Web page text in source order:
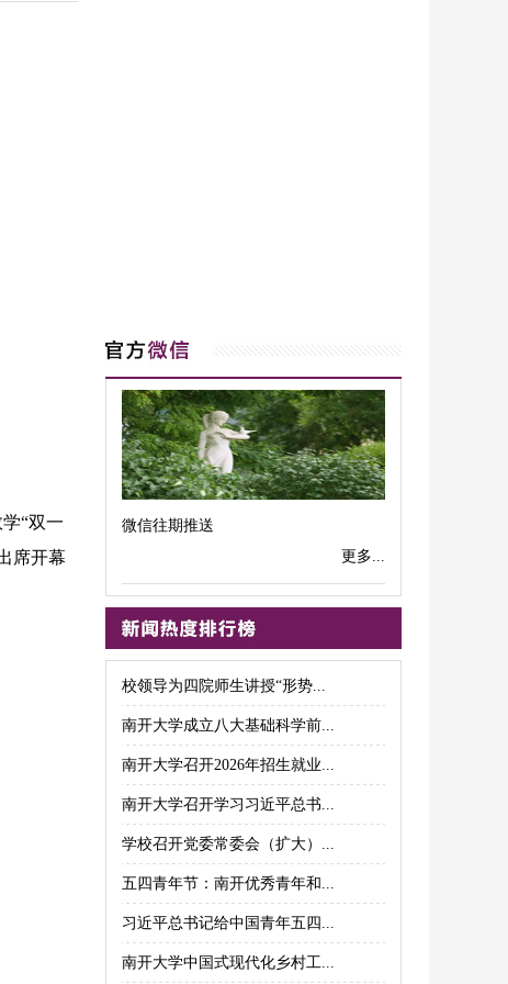
“双一
席开幕
微信往期推送
更多...
校领导为四院师生讲授“形势...
南开大学成立八大基础科学前...
南开大学召开2026年招生就业...
南开大学召开学习习近平总书...
学校召开党委常委会（扩大）...
五四青年节：南开优秀青年和...
习近平总书记给中国青年五四...
南开大学中国式现代化乡村工...